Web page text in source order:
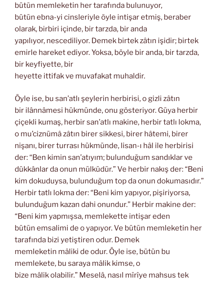
bütün memleketin her tarafında bulunuyor,
bütün ebna-yi cinsleriyle öyle intişar etmiş, beraber
olarak, birbiri içinde, bir tarzda, bir anda
yapılıyor, nescediliyor. Demek birtek zâtın işidir; birtek
emirle hareket ediyor. Yoksa, böyle bir anda, bir tarzda,
bir keyfiyette, bir
heyette ittifak ve muvafakat muhaldir.
Öyle ise, bu san’atlı şeylerin herbirisi, o gizli zâtın
bir ilânnâmesi hükmünde, onu gösteriyor. Güya herbir
çiçekli kumaş, herbir san’atlı makine, herbir tatlı lokma,
o mu’ciznümâ zâtın birer sikkesi, birer hâtemi, birer
nişanı, birer turrası hükmünde, lisan-ı hâl ile herbirisi
der: “Ben kimin san’atıyım; bulunduğum sandıklar ve
dükkânlar da onun mülküdür.” Ve herbir nakış der: “Beni
kim dokuduysa, bulunduğum top da onun dokumasıdır.”
Herbir tatlı lokma der: “Beni kim yapıyor, pişiriyorsa,
bulunduğum kazan dahi onundur.” Herbir makine der:
“Beni kim yapmışsa, memlekette intişar eden
bütün emsalimi de o yapıyor. Ve bütün memleketin her
tarafında bizi yetiştiren odur. Demek
memleketin mâliki de odur. Öyle ise, bütün bu
memlekete, bu saraya mâlik kimse, o
bize mâlik olabilir.” Meselâ, nasıl mîrîye mahsus tek